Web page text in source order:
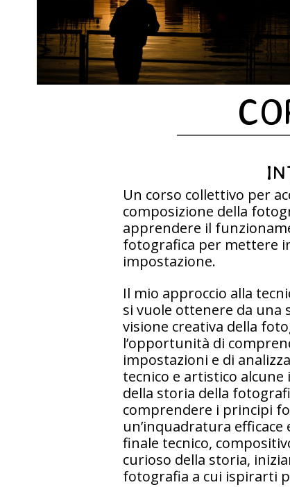
Un corso collettivo per
composizione della
apprendere il
fotografica per mettere
impostazione.
Il mio approccio alla
si vuole ottenere da una
visione creativa della
l’opportunità di
impostazioni e di
tecnico e artistico
della storia della
comprendere i principi
un’inquadratura
finale tecnico,
curioso della storia,
fotografia a cui ispirarti